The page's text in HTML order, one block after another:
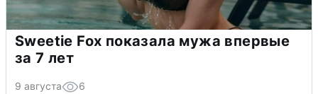
Sweetie Fox показала мужа впервые
за 7 лет
9 августа 6